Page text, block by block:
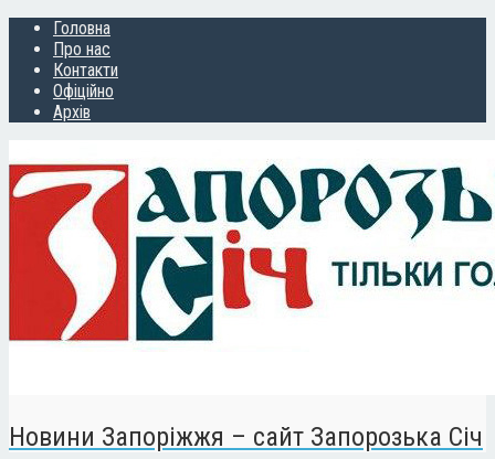
Головна
Про нас
Контакти
Офіційно
Архів
Новини Запоріжжя – сайт Запорозька Січ